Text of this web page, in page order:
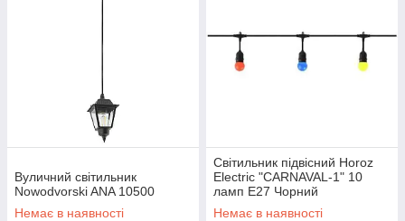
Вуличний світильник
Nowodvorski ANA 10500
Немає в наявності
Світильник підвісний Horoz
Electric "CARNAVAL-1" 10
ламп Е27 Чорний
Немає в наявності